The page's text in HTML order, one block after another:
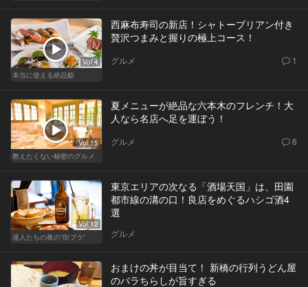
Vol.4
本当に使える絶品鮨
西麻布寿司の新店！シャトーブリアン付き
贅沢つまみと握りの極上コース！
グルメ 1
Vol.15
教えたくない秘密のグルメ
夏メニューが絶品な六本木のフレンチ！大
人なら名店へ足を運ぼう！
グルメ 6
Vol.12
達人たちの夜の“街ブラ”
東京エリアの次なる「酒場天国」は、田園
都市線の溝の口！良店をめぐるハシゴ酒4
選
グルメ
おまけの丼が目当て！ 新橋の行列うどん屋
のバラちらしが旨すぎる